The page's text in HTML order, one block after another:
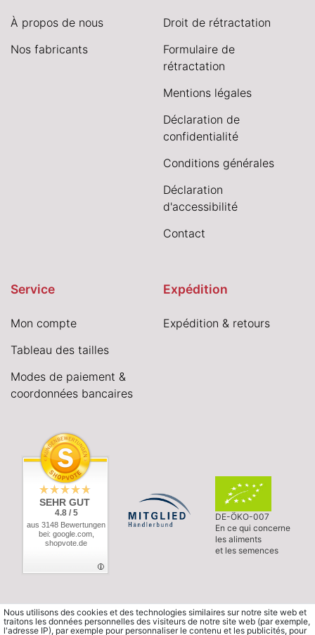
À propos de nous
Nos fabricants
Droit de rétractation
Formulaire de
rétractation
Mentions légales
Déclaration de
confidentialité
Conditions générales
Déclaration
d'accessibilité
Contact
Service
Mon compte
Tableau des tailles
Modes de paiement &
coordonnées bancaires
Expédition
Expédition & retours
SEHR GUT
4.8 / 5
aus 3148 Bewertungen
bei: google.com,
shopvote.de
DE-ÖKO-007
En ce qui concerne
les aliments
et les semences
Nous utilisons des cookies et des technologies similaires sur notre site web et
traitons les données personnelles des visiteurs de notre site web (par exemple,
l'adresse IP), par exemple pour personnaliser le contenu et les publicités, pour